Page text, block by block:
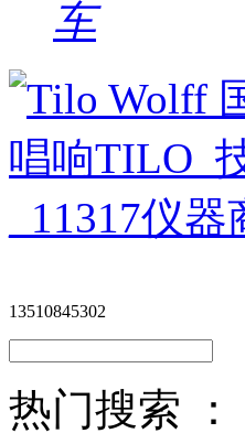
13510845302
热门搜索 ：